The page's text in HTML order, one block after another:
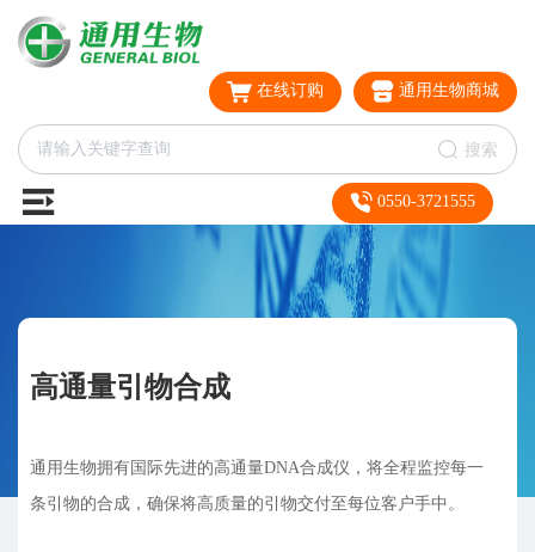
在线订购 通用生物商城
搜索
0550-3721555
高通量引物合成
通用生物拥有国际先进的高通量DNA合成仪，将全程监控每一
条引物的合成，确保将高质量的引物交付至每位客户手中。